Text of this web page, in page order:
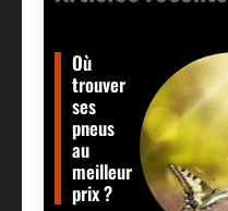
Où
trouver
ses
pneus
au
meilleur
prix ?